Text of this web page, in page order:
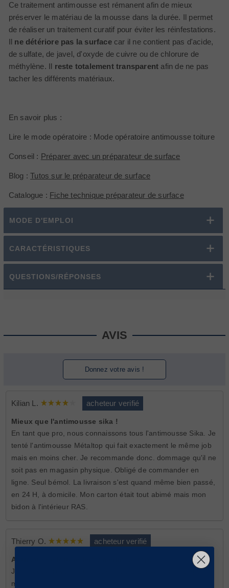
Ce traitement antimousse est rémanent afin de mieux
préserver le matériau de la mousse dans la durée. Il permet
de réaliser un traitement curatif pour éviter les réinfestations.
Il ne détériore pas la surfacecar il ne contient pas d'acide,
de sulfate, de javel, d'oxyde de cuivre ou de chlorure de
méthylène. Il reste totalement transparent afin de ne pas
tacher les différents matériaux.
En savoir plus :
Lire le mode opératoire : Mode opératoire antimousse toiture
Conseil : Préparer avec un préparateur de surface
Blog :Tutos sur le préparateur de surface
Catalogue : Fiche technique préparateur de surface
MODE D'EMPLOI
CARACTÉRISTIQUES
QUESTIONS/RÉPONSES
AVIS
Donnez votre avis !
Kilian L. acheteur verifié
Mieux que l'antimousse sika !
En tant que pro, nous connaissons tous l'antimousse Sika. Je
tenté l'antimousse Métaltop qui fait exactement le même job
mais en moins cher. Je recommande donc. dommage qu'il ne
soit pas en magasin physique. Obligé de commander en
ligne. Seul bémol. La livraison s'est quand même bien passé,
en 24 H, à domicile. Mon carton était tout abimé mais mon
bidon à l'intérieur RAS.
Thierry O. acheteur verifié
Antimousse toiture leroy merlin au top.
J'ai découvert votre antimousse chez Leroy merlin. Depuis je
me fourni direct chez vous car moins cher. Merci pour votre